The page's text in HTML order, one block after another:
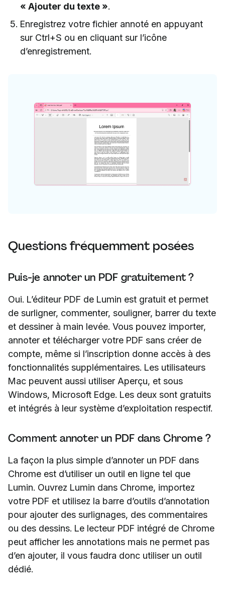
« Ajouter du texte ».
Enregistrez votre fichier annoté en appuyant
sur Ctrl+S ou en cliquant sur l’icône
d’enregistrement.
Questions fréquemment posées
Puis-je annoter un PDF gratuitement ?
Oui. L’éditeur PDF de Lumin est gratuit et permet
de surligner, commenter, souligner, barrer du texte
et dessiner à main levée. Vous pouvez importer,
annoter et télécharger votre PDF sans créer de
compte, même si l’inscription donne accès à des
fonctionnalités supplémentaires. Les utilisateurs
Mac peuvent aussi utiliser Aperçu, et sous
Windows, Microsoft Edge. Les deux sont gratuits
et intégrés à leur système d’exploitation respectif.
Comment annoter un PDF dans Chrome ?
La façon la plus simple d’annoter un PDF dans
Chrome est d’utiliser un outil en ligne tel que
Lumin. Ouvrez Lumin dans Chrome, importez
votre PDF et utilisez la barre d’outils d’annotation
pour ajouter des surlignages, des commentaires
ou des dessins. Le lecteur PDF intégré de Chrome
peut afficher les annotations mais ne permet pas
d’en ajouter, il vous faudra donc utiliser un outil
dédié.